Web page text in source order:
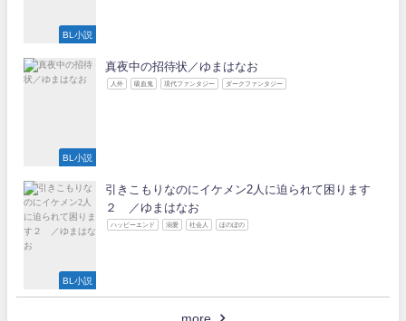
BL小説
BL小説
真夜中の招待状／ゆまはなお
人外 吸血鬼 現代ファンタジー ダークファンタジー
BL小説
引きこもりなのにイケメン2人に迫られて困ります
２ ／ゆまはなお
ハッピーエンド 溺愛 社会人 ほのぼの
more